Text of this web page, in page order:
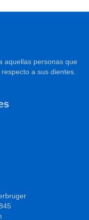
aquellas personas que
a sus dientes.